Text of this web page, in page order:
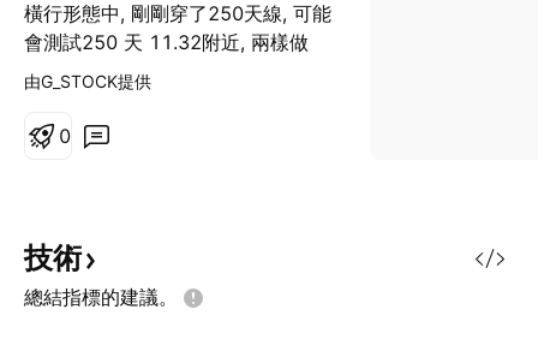
橫行形態中, 剛剛穿了250天線, 可能
會測試250 天 11.32附近, 兩樣做
法, 一去番11.32 附近上一上車 希望
兩個方法都是5% 止蝕... 其實全證券
則，實現營業收入109.43億人民幣
(下同)，按年增加78.1%。錄得純利
44.11億元，增長141.6%，每股收
由G_STOCK提供
0
技術
總結指標的建議。